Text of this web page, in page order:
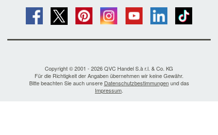
Copyright © 2001 - 2026 QVC Handel S.à r.l. & Co. KG
Für die Richtigkeit der Angaben übernehmen wir keine Gewähr.
Bitte beachten Sie auch unsere Datenschutzbestimmungenund das
Impressum.